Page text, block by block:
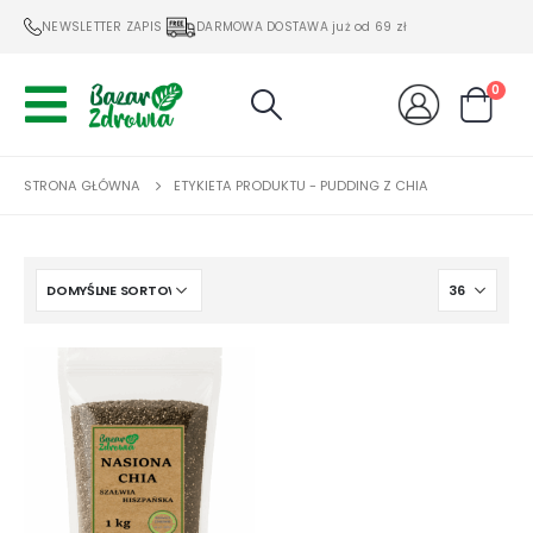
NEWSLETTER ZAPIS DARMOWA DOSTAWA już od 69 zł
0
STRONA GŁÓWNA ETYKIETA PRODUKTU - PUDDING Z CHIA